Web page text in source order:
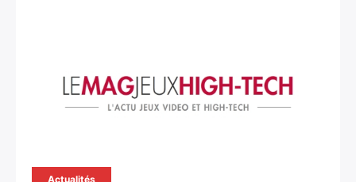
Actualités